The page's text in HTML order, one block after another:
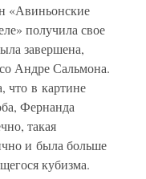
«Авиньонские
получила свое
завершена,
Андре Сальмона.
что в картине
Фернанда
такая
и была больше
кубизма.